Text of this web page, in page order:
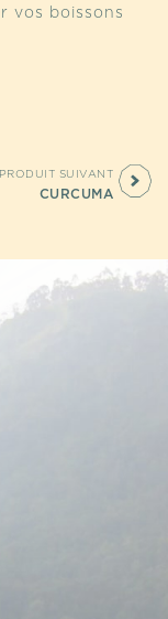
vos boissons
PRODUIT SUIVANT
CURCUMA